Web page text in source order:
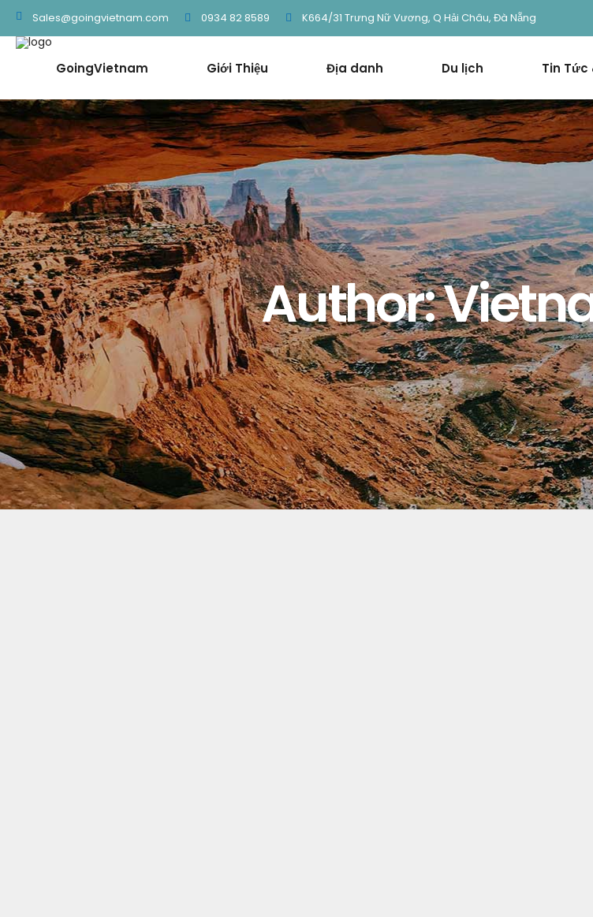
Sales@goingvietnam.com 0934 82 8589 K664/31 Trưng Nữ Vương, Q Hải Châu, Đà Nẵng
GoingVietnam Giới Thiệu Địa danh Du lịch Tin Tức
Author: